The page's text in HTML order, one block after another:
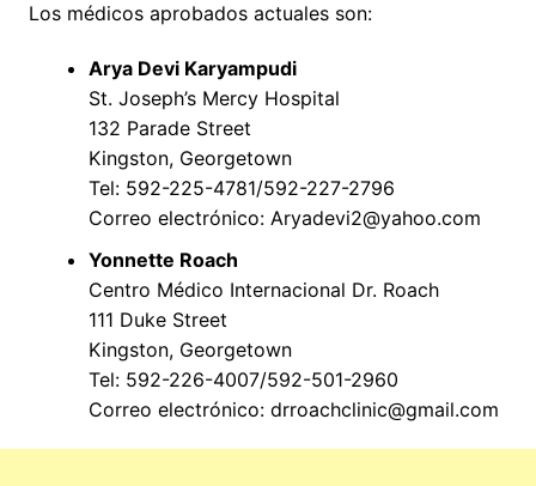
Los médicos aprobados actuales son:
Arya Devi Karyampudi
St. Joseph’s Mercy Hospital
132 Parade Street
Kingston, Georgetown
Tel: 592-225-4781/592-227-2796
Correo electrónico: Aryadevi2@yahoo.com
Yonnette Roach
Centro Médico Internacional Dr. Roach
111 Duke Street
Kingston, Georgetown
Tel: 592-226-4007/592-501-2960
Correo electrónico: drroachclinic@gmail.com